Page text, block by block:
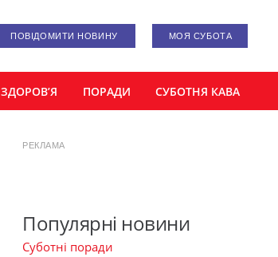
ПОВІДОМИТИ НОВИНУ МОЯ СУБОТА
ЗДОРОВ’Я ПОРАДИ СУБОТНЯ КАВА
РЕКЛАМА
Популярні новини
Суботні поради